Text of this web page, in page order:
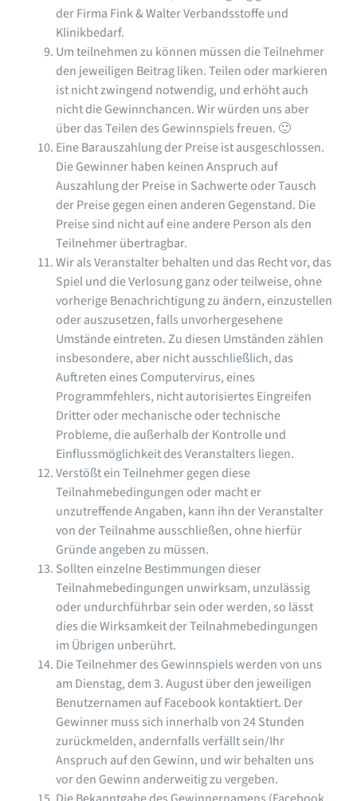
der Firma Fink & Walter Verbandsstoffe und
Klinikbedarf.
Um teilnehmen zu können müssen die Teilnehmer
den jeweiligen Beitrag liken. Teilen oder markieren
ist nicht zwingend notwendig, und erhöht auch
nicht die Gewinnchancen. Wir würden uns aber
über das Teilen des Gewinnspiels freuen. 🙂
Eine Barauszahlung der Preise ist ausgeschlossen.
Die Gewinner haben keinen Anspruch auf
Auszahlung der Preise in Sachwerte oder Tausch
der Preise gegen einen anderen Gegenstand. Die
Preise sind nicht auf eine andere Person als den
Teilnehmer übertragbar.
Wir als Veranstalter behalten und das Recht vor, das
Spiel und die Verlosung ganz oder teilweise, ohne
vorherige Benachrichtigung zu ändern, einzustellen
oder auszusetzen, falls unvorhergesehene
Umstände eintreten. Zu diesen Umständen zählen
insbesondere, aber nicht ausschließlich, das
Auftreten eines Computervirus, eines
Programmfehlers, nicht autorisiertes Eingreifen
Dritter oder mechanische oder technische
Probleme, die außerhalb der Kontrolle und
Einflussmöglichkeit des Veranstalters liegen.
Verstößt ein Teilnehmer gegen diese
Teilnahmebedingungen oder macht er
unzutreffende Angaben, kann ihn der Veranstalter
von der Teilnahme ausschließen, ohne hierfür
Gründe angeben zu müssen.
Sollten einzelne Bestimmungen dieser
Teilnahmebedingungen unwirksam, unzulässig
oder undurchführbar sein oder werden, so lässt
dies die Wirksamkeit der Teilnahmebedingungen
im Übrigen unberührt.
Die Teilnehmer des Gewinnspiels werden von uns
am Dienstag, dem 3. August über den jeweiligen
Benutzernamen auf Facebook kontaktiert. Der
Gewinner muss sich innerhalb von 24 Stunden
zurückmelden, andernfalls verfällt sein/Ihr
Anspruch auf den Gewinn, und wir behalten uns
vor den Gewinn anderweitig zu vergeben.